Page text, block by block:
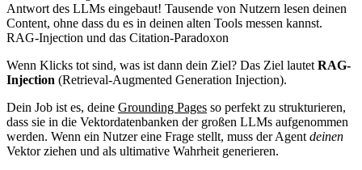
Antwort des LLMs eingebaut! Tausende von Nutzern lesen deinen
Content, ohne dass du es in deinen alten Tools messen kannst.
RAG-Injection und das Citation-Paradoxon
Wenn Klicks tot sind, was ist dann dein Ziel? Das Ziel lautet RAG-
Injection (Retrieval-Augmented Generation Injection).
Dein Job ist es, deine Grounding Pages so perfekt zu strukturieren,
dass sie in die Vektordatenbanken der großen LLMs aufgenommen
werden. Wenn ein Nutzer eine Frage stellt, muss der Agent deinen
Vektor ziehen und als ultimative Wahrheit generieren.